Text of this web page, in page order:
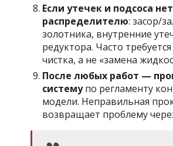
Если утечек и подсоса
распределителю: засор/
золотника, внутренние
редуктора. Часто
чистка, а не «замена
После любых работ —
системупо регламенту
модели. Неправильная
возвращает проблему